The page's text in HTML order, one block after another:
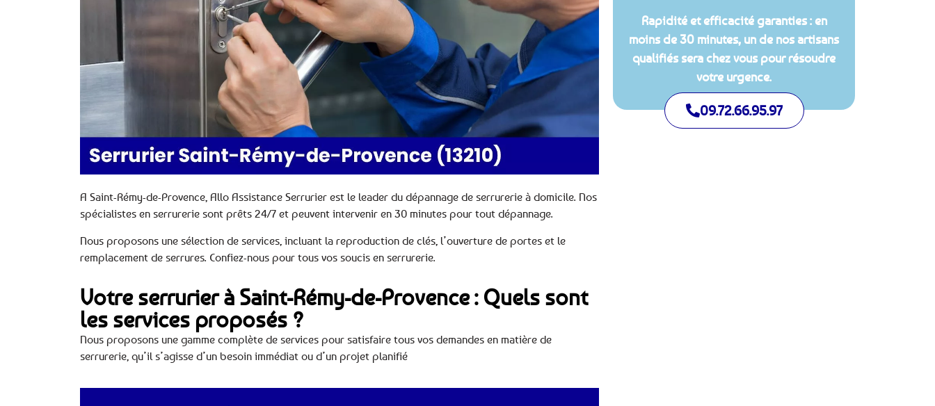
A Saint-Rémy-de-Provence, Allo Assistance Serrurier est le leader du dépannage de serrurerie à domicile. Nos
spécialistes en serrurerie sont prêts 24/7 et peuvent intervenir en 30 minutes pour tout dépannage.
Nous proposons une sélection de services, incluant la reproduction de clés, l’ouverture de portes et le
remplacement de serrures. Confiez-nous pour tous vos soucis en serrurerie.
Votre serrurier à Saint-Rémy-de-Provence : Quels sont
les services proposés ?
Nous proposons une gamme complète de services pour satisfaire tous vos demandes en matière de
serrurerie, qu’il s’agisse d’un besoin immédiat ou d’un projet planifié
Rapidité et efficacité garanties : en
moins de 30 minutes, un de nos artisans
qualifiés sera chez vous pour résoudre
votre urgence.
09.72.66.95.97